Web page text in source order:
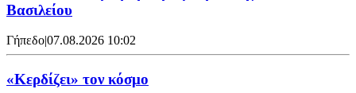
Βασιλείου
Γήπεδο|07.08.2026 10:02
«Κερδίζει» τον κόσμο